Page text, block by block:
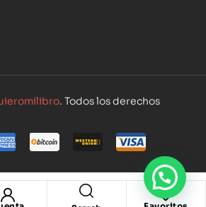
. Todos los derechos